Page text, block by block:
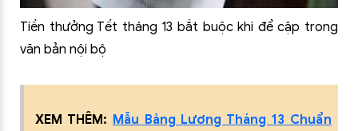
Tiền thưởng Tết tháng 13 bắt buộc khi để cập trong
văn bản nội bộ
XEM THÊM: Mẫu Bảng Lương Tháng 13 Chuẩn